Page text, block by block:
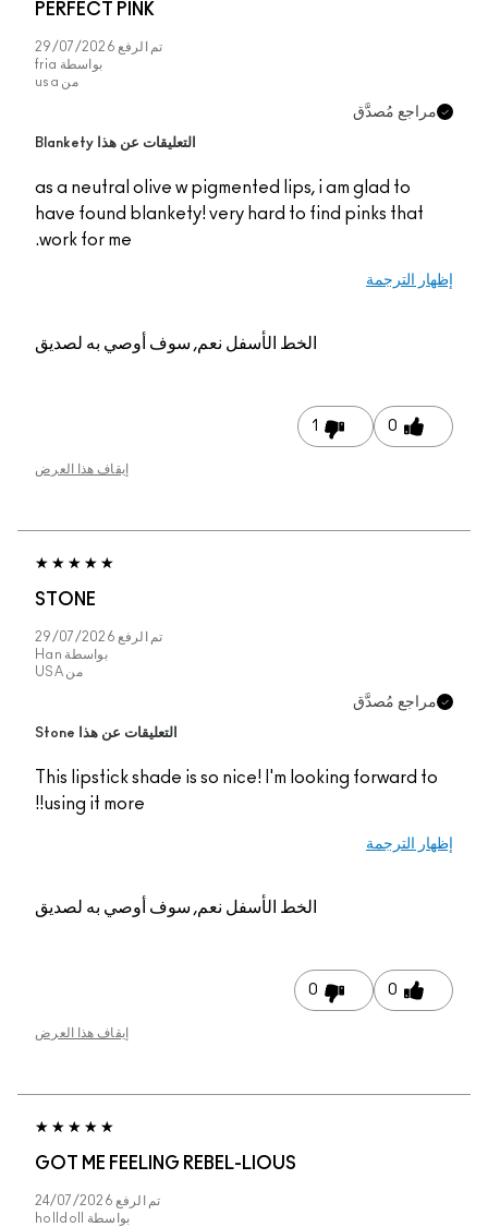
PERFECT PINK
29/07/2026
fria
مُصدَّق
التعليقات عن هذا Blankety
as a neutral olive w pigmented lips, i am glad to
have found blankety! very hard to find pinks
work for me.
الترجمة
الخط الأسفلنعم, سوف أوصي به لصديق
إيقاف هذا العرض
29/07/2026
Han
مُصدَّق
التعليقات عن هذا Stone
This lipstick shade is so nice! I'm looking forward
using it more!!
الترجمة
الخط الأسفلنعم, سوف أوصي به لصديق
0
إيقاف هذا العرض
GOT ME FEELING REBEL-LIOUS
24/07/2026
holldoll